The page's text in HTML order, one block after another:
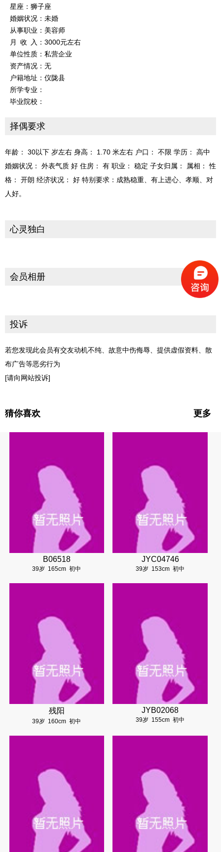
星座：狮子座
婚姻状况：未婚
从事职业：美容师
月 收 入：3000元左右
单位性质：私营企业
资产情况：无
户籍地址：仪陇县
所学专业：
毕业院校：
择偶要求
年龄： 30以下 岁左右 身高： 1.70 米左右 户口： 不限 学历： 高中
婚姻状况： 外表气质 好 住房： 有 职业： 稳定 子女归属： 属相： 性
格： 开朗 经济状况： 好 特别要求：成熟稳重、有上进心、孝顺、对
人好。
心灵独白
会员相册
投诉
若您发现此会员有交友动机不纯、故意中伤侮辱、提供虚假资料、散
布广告等恶劣行为
[请向网站投诉]
猜你喜欢 更多
B06518
39岁 165cm 初中
JYC04746
39岁 153cm 初中
残阳
39岁 160cm 初中
JYB02068
39岁 155cm 初中